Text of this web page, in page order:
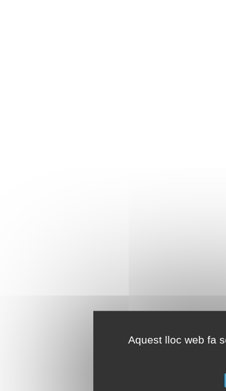
Aquest lloc web fa